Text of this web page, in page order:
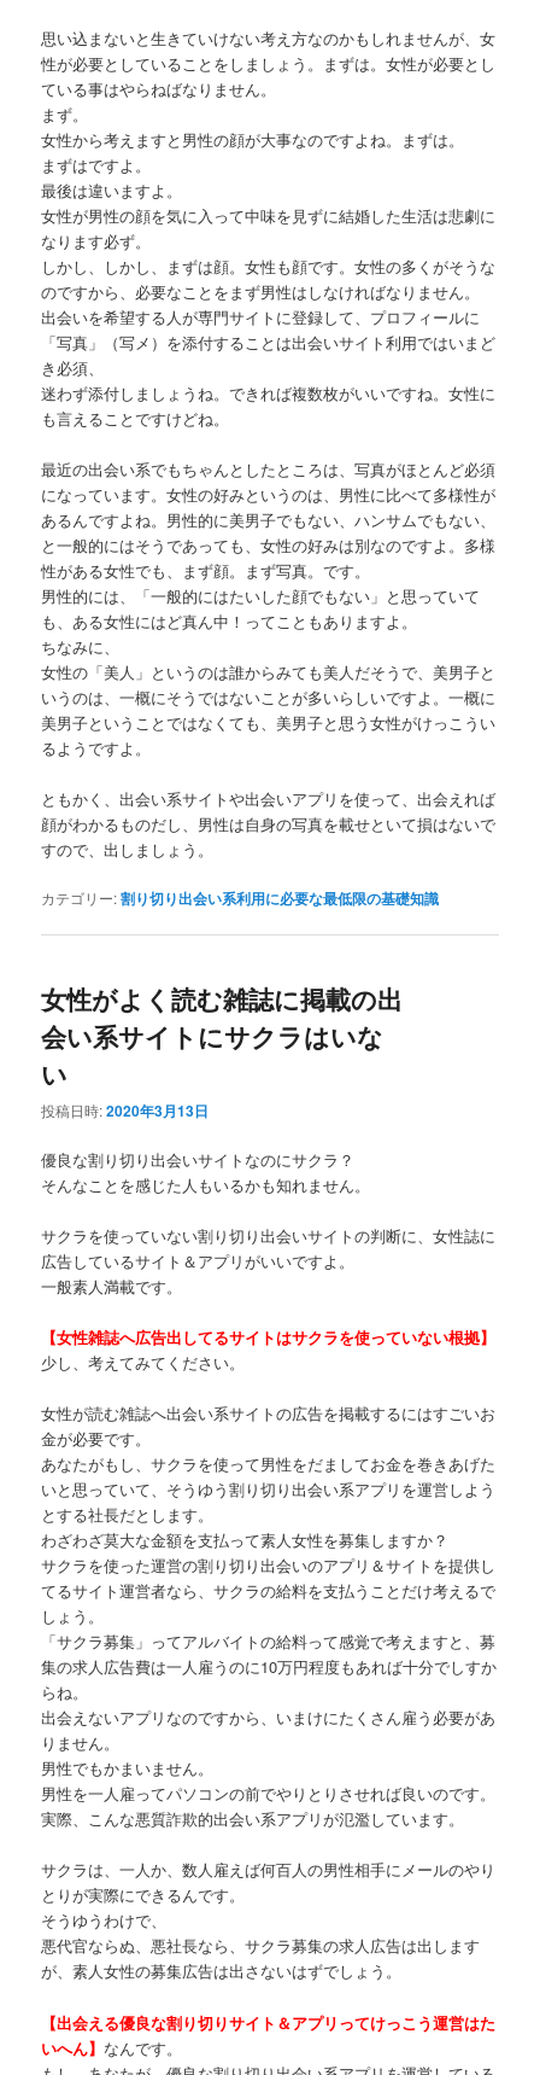
思い込まないと生きていけない考え方なのかもしれませんが、女
性が必要としていることをしましょう。まずは。女性が必要とし
ている事はやらねばなりません。
まず。
女性から考えますと男性の顔が大事なのですよね。まずは。
まずはですよ。
最後は違いますよ。
女性が男性の顔を気に入って中味を見ずに結婚した生活は悲劇に
なります必ず。
しかし、しかし、まずは顔。女性も顔です。女性の多くがそうな
のですから、必要なことをまず男性はしなければなりません。
出会いを希望する人が専門サイトに登録して、プロフィールに
「写真」（写メ）を添付することは出会いサイト利用ではいまど
き必須、
迷わず添付しましょうね。できれば複数枚がいいですね。女性に
も言えることですけどね。
最近の出会い系でもちゃんとしたところは、写真がほとんど必須
になっています。女性の好みというのは、男性に比べて多様性が
あるんですよね。男性的に美男子でもない、ハンサムでもない、
と一般的にはそうであっても、女性の好みは別なのですよ。多様
性がある女性でも、まず顔。まず写真。です。
男性的には、「一般的にはたいした顔でもない」と思っていて
も、ある女性にはど真ん中！ってこともありますよ。
ちなみに、
女性の「美人」というのは誰からみても美人だそうで、美男子と
いうのは、一概にそうではないことが多いらしいですよ。一概に
美男子ということではなくても、美男子と思う女性がけっこうい
るようですよ。
ともかく、出会い系サイトや出会いアプリを使って、出会えれば
顔がわかるものだし、男性は自身の写真を載せといて損はないで
すので、出しましょう。
カテゴリー:割り切り出会い系利用に必要な最低限の基礎知識
女性がよく読む雑誌に掲載の出
会い系サイトにサクラはいな
い
投稿日時:2020年3月13日
優良な割り切り出会いサイトなのにサクラ？
そんなことを感じた人もいるかも知れません。
サクラを使っていない割り切り出会いサイトの判断に、女性誌に
広告しているサイト＆アプリがいいですよ。
一般素人満載です。
【女性雑誌へ広告出してるサイトはサクラを使っていない根拠】
少し、考えてみてください。
女性が読む雑誌へ出会い系サイトの広告を掲載するにはすごいお
金が必要です。
あなたがもし、サクラを使って男性をだましてお金を巻きあげた
いと思っていて、そうゆう割り切り出会い系アプリを運営しよう
とする社長だとします。
わざわざ莫大な金額を支払って素人女性を募集しますか？
サクラを使った運営の割り切り出会いのアプリ＆サイトを提供し
てるサイト運営者なら、サクラの給料を支払うことだけ考えるで
しょう。
「サクラ募集」ってアルバイトの給料って感覚で考えますと、募
集の求人広告費は一人雇うのに10万円程度もあれば十分でしすか
らね。
出会えないアプリなのですから、いまけにたくさん雇う必要があ
りません。
男性でもかまいません。
男性を一人雇ってパソコンの前でやりとりさせれば良いのです。
実際、こんな悪質詐欺的出会い系アプリが氾濫しています。
サクラは、一人か、数人雇えば何百人の男性相手にメールのやり
とりが実際にできるんです。
そうゆうわけで、
悪代官ならぬ、悪社長なら、サクラ募集の求人広告は出します
が、素人女性の募集広告は出さないはずでしょう。
【出会える優良な割り切りサイト＆アプリってけっこう運営はた
いへん】 なんです。